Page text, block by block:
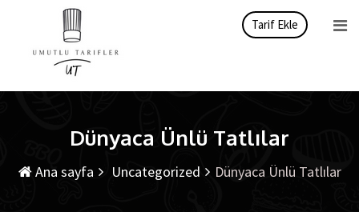
Tarif Ekle
Dünyaca Ünlü Tatlılar
Ana sayfa Uncategorized Dünyaca Ünlü Tatlılar